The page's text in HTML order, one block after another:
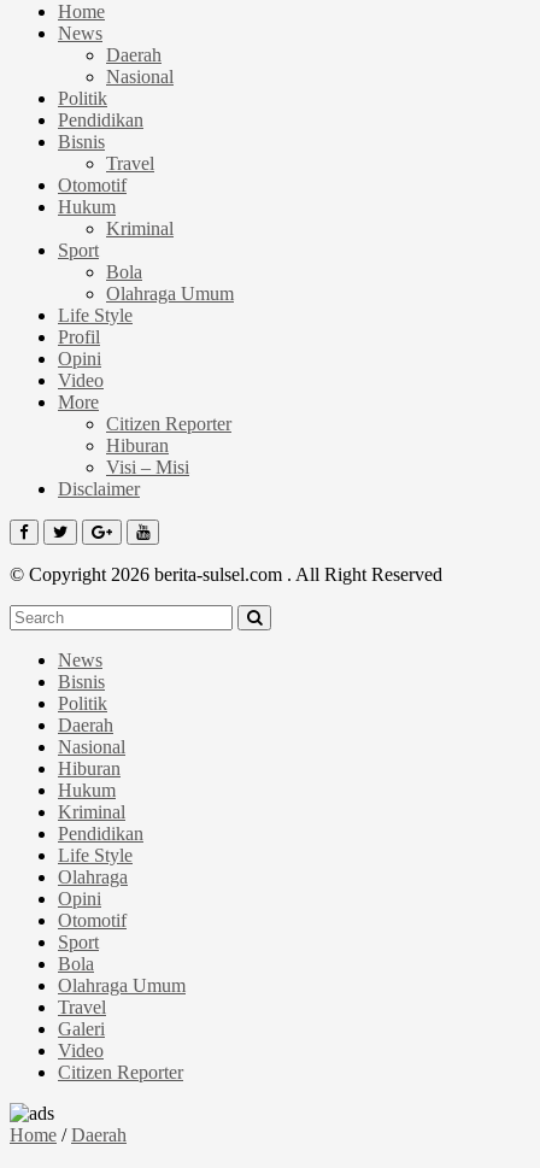
Home
News
Daerah
Nasional
Politik
Pendidikan
Bisnis
Travel
Otomotif
Hukum
Kriminal
Sport
Bola
Olahraga Umum
Life Style
Profil
Opini
Video
More
Citizen Reporter
Hiburan
Visi – Misi
Disclaimer
© Copyright 2026 berita-sulsel.com . All Right Reserved
News
Bisnis
Politik
Daerah
Nasional
Hiburan
Hukum
Kriminal
Pendidikan
Life Style
Olahraga
Opini
Otomotif
Sport
Bola
Olahraga Umum
Travel
Galeri
Video
Citizen Reporter
Home /Daerah